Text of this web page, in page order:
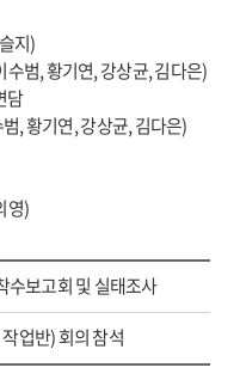
지)
범, 황기연, 강상균, 김다은)
담
, 황기연, 강상균, 김다은)
영)
수보고회 및 실태조사
업반) 회의 참석